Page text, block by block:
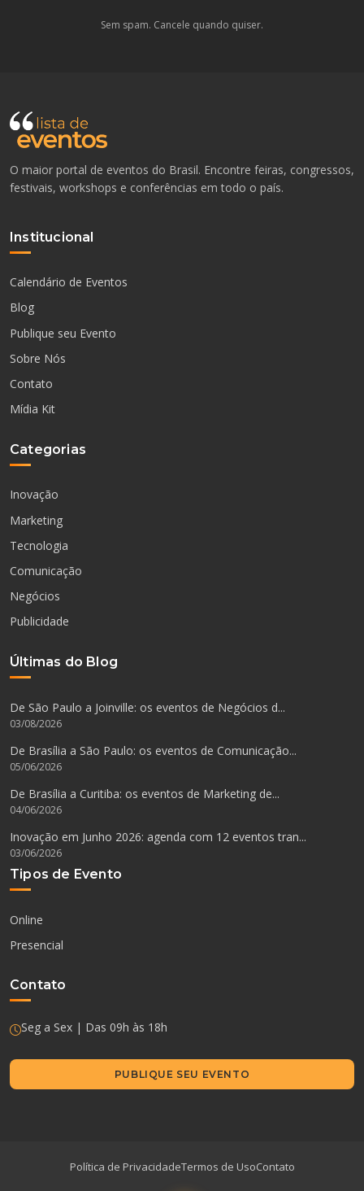
Sem spam. Cancele quando quiser.
O maior portal de eventos do Brasil. Encontre feiras, congressos,
festivais, workshops e conferências em todo o país.
Institucional
Calendário de Eventos
Blog
Publique seu Evento
Sobre Nós
Contato
Mídia Kit
Categorias
Inovação
Marketing
Tecnologia
Comunicação
Negócios
Publicidade
Últimas do Blog
De São Paulo a Joinville: os eventos de Negócios d...
03/08/2026
De Brasília a São Paulo: os eventos de Comunicação...
05/06/2026
De Brasília a Curitiba: os eventos de Marketing de...
04/06/2026
Inovação em Junho 2026: agenda com 12 eventos tran...
03/06/2026
Tipos de Evento
Online
Presencial
Contato
Seg a Sex | Das 09h às 18h
PUBLIQUE SEU EVENTO
Política de PrivacidadeTermos de UsoContato